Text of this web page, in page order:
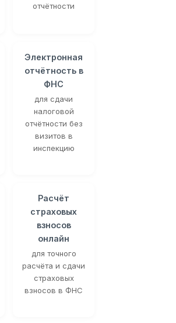
отчётности
Электронная
отчётность в
ФНС
для сдачи
налоговой
отчётности без
визитов в
инспекцию
Расчёт
страховых
взносов
онлайн
для точного
расчёта и сдачи
страховых
взносов в ФНС